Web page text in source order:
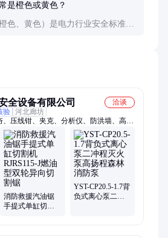
是橙色或黄色？
色、黄色）是电力行业安全标准要
全设备有限公司
洽谈
验 河北廊坊
、压线钳、夹克、分析仪、防洪墙、高空
双肩包、照明线、荧光球、液压钳、密封
电动泵、修剪机、测量仪、检测尺、除雪
抓绳器、潜水灯、瓷瓶罩
消防救援汽油锯
手提式单缸切割
YST-CP20.5-1.7背
负式离心泵二冲